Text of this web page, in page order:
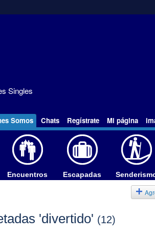
Singles
Somos Chats Regístrate Mi página
Encuentros Escapadas
'divertido' (12)